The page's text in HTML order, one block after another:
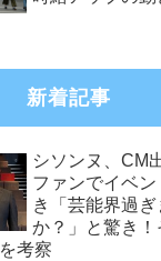
新着記事
シソンヌ、CM
ファンでイベン
き「芸能界過ぎ
か？」と驚き！
を考察